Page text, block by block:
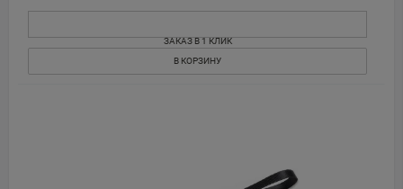
ЗАКАЗ В 1 КЛИК
В КОРЗИНУ